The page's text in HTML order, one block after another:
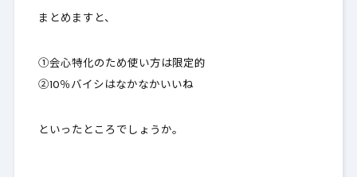
まとめますと、
①会心特化のため使い方は限定的
②10％バイシはなかなかいいね
といったところでしょうか。